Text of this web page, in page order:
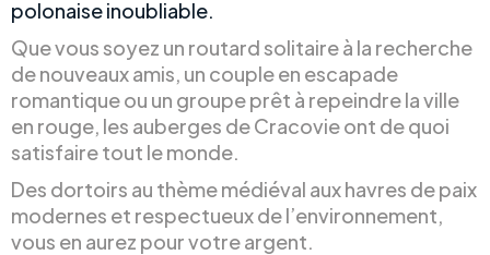
polonaise inoubliable.
Que vous soyez un routard solitaire à la recherche
de nouveaux amis, un couple en escapade
romantique ou un groupe prêt à repeindre la ville
en rouge, les auberges de Cracovie ont de quoi
satisfaire tout le monde.
Des dortoirs au thème médiéval aux havres de paix
modernes et respectueux de l’environnement,
vous en aurez pour votre argent.